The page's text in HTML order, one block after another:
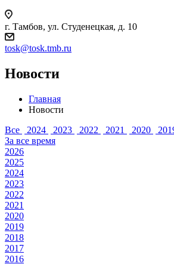
г. Тамбов, ул. Студенецкая, д. 10
tosk@tosk.tmb.ru
Новости
Главная
Новости
Все
2024 2023 2022 2021 2020
За все время
2026
2025
2024
2023
2022
2021
2020
2019
2018
2017
2016